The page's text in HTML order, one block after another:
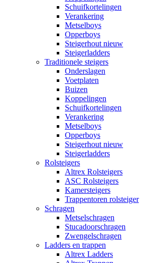
Schuifkortelingen
Verankering
Metselboys
Opperboys
Steigerhout nieuw
Steigerladders
Traditionele steigers
Onderslagen
Voetplaten
Buizen
Koppelingen
Schuifkortelingen
Verankering
Metselboys
Opperboys
Steigerhout nieuw
Steigerladders
Rolsteigers
Altrex Rolsteigers
ASC Rolsteigers
Kamersteigers
Trappentoren rolsteiger
Schragen
Metselschragen
Stucadoorschragen
Zwengelschragen
Ladders en trappen
Altrex Ladders